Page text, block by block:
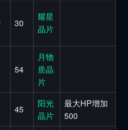
30
耀星
晶片
54
月物
质晶
片
45
阳光
晶片
最大HP增加
500